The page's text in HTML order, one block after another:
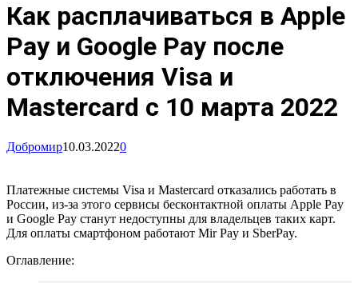
Как расплачиваться в Apple
Pay и Google Pay после
отключения Visa и
Mastercard с 10 марта 2022
Добромир10.03.20220
Платежные системы Visa и Mastercard отказались работать в
России, из-за этого сервисы бесконтактной оплаты Apple Pay
и Google Pay станут недоступны для владельцев таких карт.
Для оплаты смартфоном работают Mir Pay и SberPay.
Оглавление: